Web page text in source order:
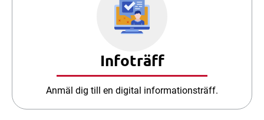
Infoträff
Anmäl dig till en digital informationsträff.